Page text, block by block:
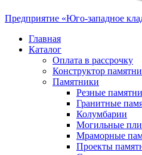
Предприятие «Юго-западное
Главная
Каталог
Оплата в рассрочку
Конструктор
Памятники
Резные
Гранитные
Колумбарии
Могильные
Мраморные
Проекты